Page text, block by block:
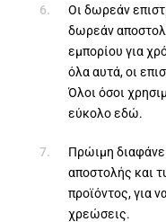
Οι δωρεάν
δωρεάν
εμπορίου για
όλα αυτά, οι
Όλοι όσοι
εύκολο εδώ.
Πρώιμη
αποστολής και
προϊόντος, για
χρεώσεις.